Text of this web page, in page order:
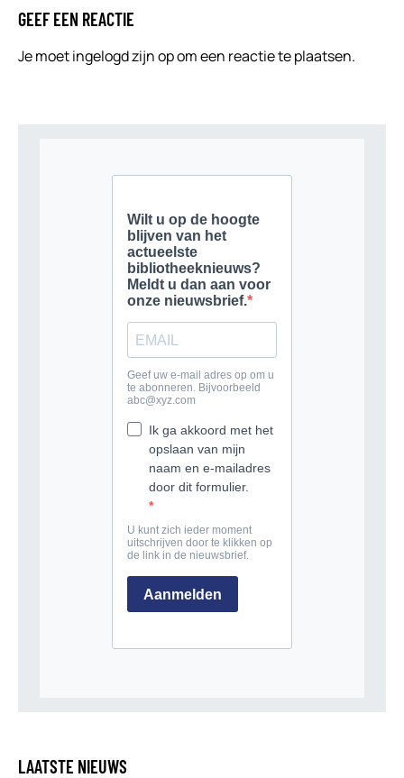
GEEF EEN REACTIE
Je moetingelogd zijn opom een reactie te plaatsen.
LAATSTE NIEUWS